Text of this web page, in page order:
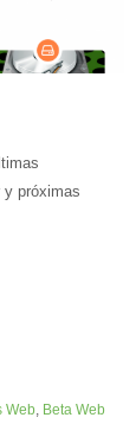
y próximas
Web, Beta Web